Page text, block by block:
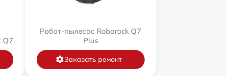
Q7
Робот-пылесос Roborock Q7
Plus
Заказать ремонт